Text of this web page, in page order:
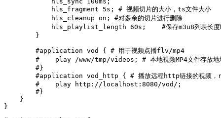
            hls_fragment 5s; # 视频切片的大小，ts文件大小
            hls_cleanup on; #对多余的切片进行删除
hls_playlist_length 60s;    #保存m3u8列表长度
        }
        #application vod { # 用于视频点播flv/mp4
#    play /www/tmp/videos; # 本地视频MP4文件存放
        #}
#application vod_http { # 播放远程http链接的视频
        #    play http://localhost:8080/vod/;
        #}
    }